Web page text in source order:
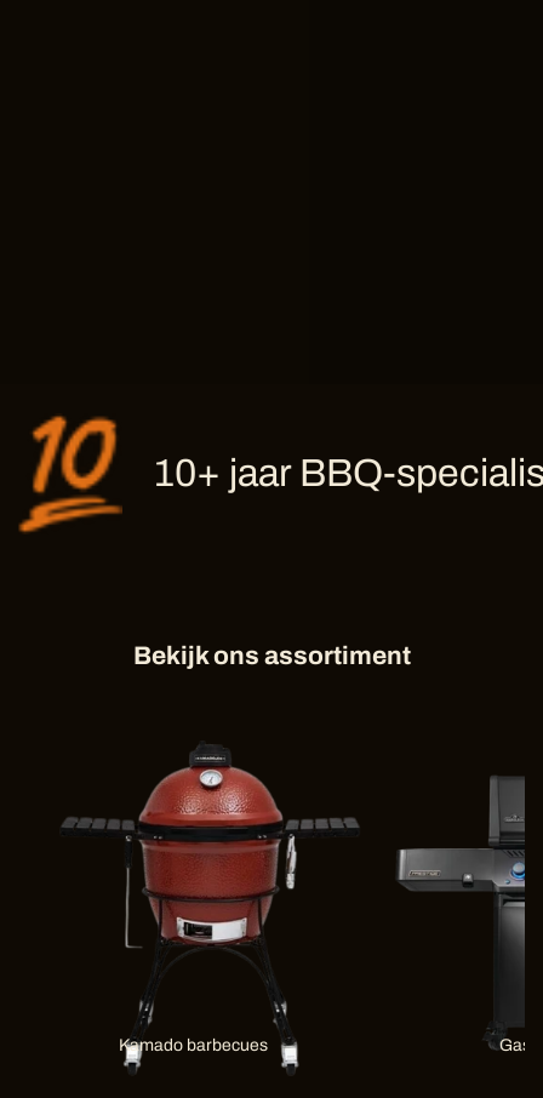
10+ jaar BBQ-
Bekijk ons assortiment
Kamado barbecues Gas